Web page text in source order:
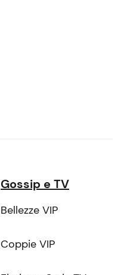
Gossip e TV
Bellezze VIP
Coppie VIP